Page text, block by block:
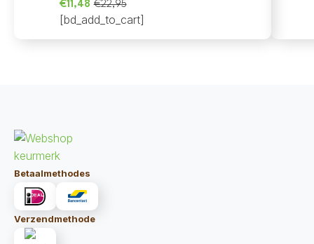
€22,95
Oorspronkelijke
prijs
€11,48
Huidige
prijs
[bd_add_to_cart]
Betaalmethodes
Verzendmethode